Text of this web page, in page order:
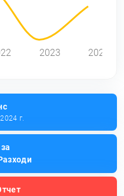
2023 2024
г.